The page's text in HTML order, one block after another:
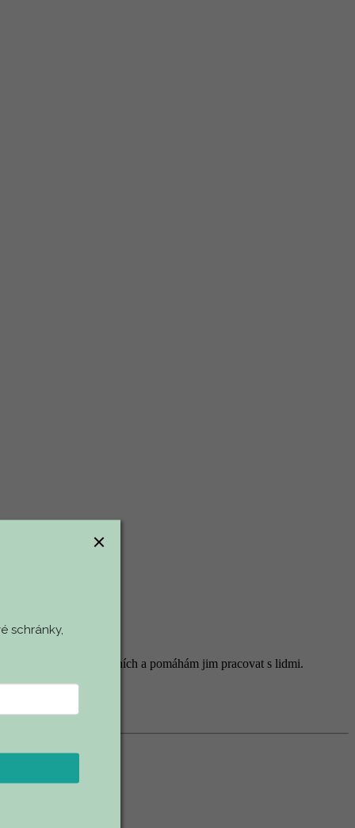
na všech úrovních a pomáhám jim pracovat s lidmi.
schránky,